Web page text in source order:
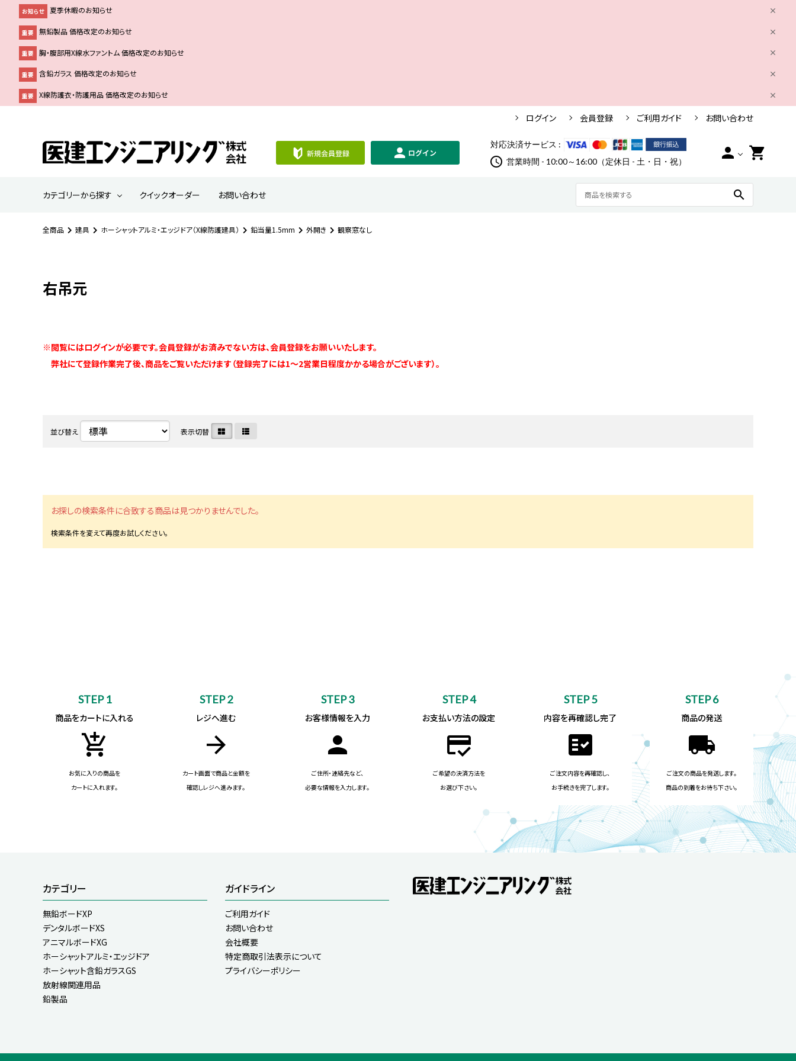
お知らせ 夏季休暇のお知らせ
重要 無鉛製品 価格改定のお知らせ
重要 胸・腹部用X線水ファントム 価格改定のお知らせ
重要 含鉛ガラス 価格改定のお知らせ
重要 X線防護衣・防護用品 価格改定のお知らせ
ログイン 会員登録 ご利用ガイド お問い合わせ
対応決済サービス :
schedule 営業時間 - 10:00～16:00（定休日 - 土・日・祝） person shopping_cart
カテゴリーから探す クイックオーダー お問い合わせ search
全商品 建具 ホーシャットアルミ・エッジドア（X線防護建具） 鉛当量1.5mm 外開き 観察窓なし
右吊元
※閲覧にはログインが必要です。会員登録がお済みでない方は、会員登録をお願いいたします。
弊社にて登録作業完了後、商品をご覧いただけます（登録完了には1～2営業日程度かかる場合がございます）。
並び替え 表示切替
お探しの検索条件に合致する商品は見つかりませんでした。
STEP 1
商品をカートに入れる
add_shopping_cart
お気に入りの商品を
カートに入れます。
STEP 2
レジへ進む
arrow_forward
カート画面で商品と金額を
確認しレジへ進みます。
STEP 3
お客様情報を入力
person
ご住所・連絡先など、
必要な情報を入力します。
STEP 4
お支払い方法の設定
credit_score
ご希望の決済方法を
お選び下さい。
STEP 5
内容を再確認し完了
fact_check
ご注文内容を再確認し、
お手続きを完了します。
STEP 6
商品の発送
local_shipping
ご注文の商品を発送します。
商品の到着をお待ち下さい。
カテゴリー
無鉛ボードXP
デンタルボードXS
アニマルボードXG
ホーシャットアルミ・エッジドア
ホーシャット含鉛ガラスGS
放射線関連用品
鉛製品
ガイドライン
ご利用ガイド
お問い合わせ
会社概要
特定商取引法表示について
プライバシーポリシー